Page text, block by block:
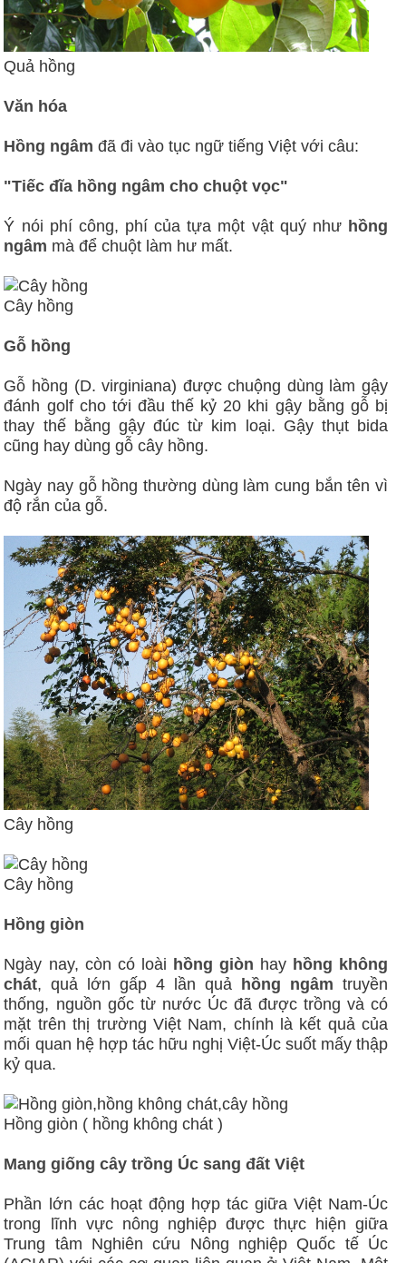
Quả hồng
Văn hóa
Hồng ngâm đã đi vào tục ngữ tiếng Việt với câu:
"Tiếc đĩa hồng ngâm cho chuột vọc"
Ý nói phí công, phí của tựa một vật quý như hồng
ngâm mà để chuột làm hư mất.
Cây hồng
Gỗ hồng
Gỗ hồng (D. virginiana) được chuộng dùng làm gậy
đánh golf cho tới đầu thế kỷ 20 khi gậy bằng gỗ bị
thay thế bằng gậy đúc từ kim loại. Gậy thụt bida
cũng hay dùng gỗ cây hồng.
Ngày nay gỗ hồng thường dùng làm cung bắn tên vì
độ rắn của gỗ.
Cây hồng
Cây hồng
Hồng giòn
Ngày nay, còn có loài hồng giòn hay hồng không
chát, quả lớn gấp 4 lần quả hồng ngâm truyền
thống, nguồn gốc từ nước Úc đã được trồng và có
mặt trên thị trường Việt Nam, chính là kết quả của
mối quan hệ hợp tác hữu nghị Việt-Úc suốt mấy thập
kỷ qua.
Hồng giòn ( hồng không chát )
Mang giống cây trồng Úc sang đất Việt
Phần lớn các hoạt động hợp tác giữa Việt Nam-Úc
trong lĩnh vực nông nghiệp được thực hiện giữa
Trung tâm Nghiên cứu Nông nghiệp Quốc tế Úc